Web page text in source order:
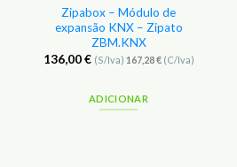
Zipabox – Módulo de
expansão KNX – Zipato
ZBM.KNX
136,00€ (S/Iva) 167,28€(C/Iva)
ADICIONAR